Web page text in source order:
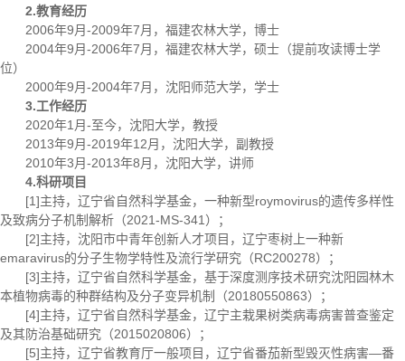
2.教育经历
2006年9月-2009年7月，福建农林大学，博士
2004年9月-2006年7月，福建农林大学，硕士（提前攻读博士学
位）
2000年9月-2004年7月，沈阳师范大学，学士
3.工作经历
2020年1月-至今，沈阳大学，教授
2013年9月-2019年12月，沈阳大学，副教授
2010年3月-2013年8月，沈阳大学，讲师
4.科研项目
[1]主持，辽宁省自然科学基金，一种新型roymovirus的遗传多样性
及致病分子机制解析（2021-MS-341）；
[2]主持，沈阳市中青年创新人才项目，辽宁枣树上一种新
emaravirus的分子生物学特性及流行学研究（RC200278）；
[3]主持，辽宁省自然科学基金，基于深度测序技术研究沈阳园林木
本植物病毒的种群结构及分子变异机制（20180550863）；
[4]主持，辽宁省自然科学基金，辽宁主栽果树类病毒病害普查鉴定
及其防治基础研究（2015020806）；
[5]主持，辽宁省教育厅一般项目，辽宁省番茄新型毁灭性病害—番